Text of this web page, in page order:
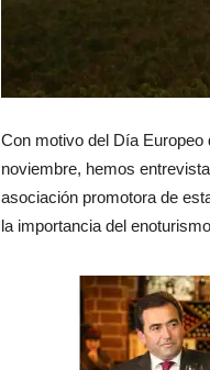
Con motivo del Día
noviembre, hemos
asociación promotora de
la importancia del